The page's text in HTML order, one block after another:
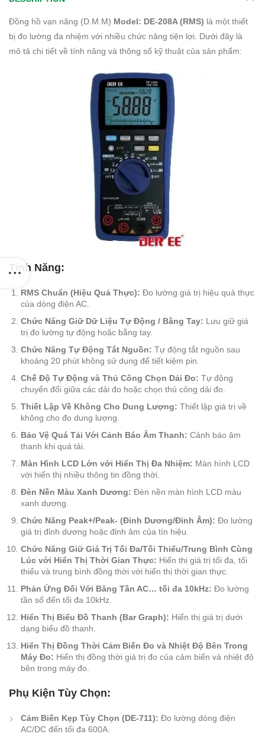
Đồng hồ vạn năng (D.M.M) Model: DE-208A (RMS) là một thiết
bị đo lường đa nhiệm với nhiều chức năng tiện lợi. Dưới đây là
mô tả chi tiết về tính năng và thông số kỹ thuật của sản phẩm:
Tính Năng:
RMS Chuẩn (Hiệu Quả Thực): Đo lường giá trị hiệu quả thực
của dòng điện AC.
Chức Năng Giữ Dữ Liệu Tự Động / Bằng Tay: Lưu giữ giá
trị đo lường tự động hoặc bằng tay.
Chức Năng Tự Động Tắt Nguồn: Tự động tắt nguồn sau
khoảng 20 phút không sử dụng để tiết kiệm pin.
Chế Độ Tự Động và Thủ Công Chọn Dải Đo: Tự động
chuyển đổi giữa các dải đo hoặc chọn thủ công dải đo.
Thiết Lập Về Không Cho Dung Lượng: Thiết lập giá trị về
không cho đo dung lượng.
Bảo Vệ Quá Tải Với Cảnh Báo Âm Thanh: Cảnh báo âm
thanh khi quá tải.
Màn Hình LCD Lớn với Hiển Thị Đa Nhiệm: Màn hình LCD
với hiển thị nhiều thông tin đồng thời.
Đèn Nền Màu Xanh Dương: Đèn nền màn hình LCD màu
xanh dương.
Chức Năng Peak+/Peak- (Đỉnh Dương/Đỉnh Âm): Đo lường
giá trị đỉnh dương hoặc đỉnh âm của tín hiệu.
Chức Năng Giữ Giá Trị Tối Đa/Tối Thiểu/Trung Bình Cùng
Lúc với Hiển Thị Thời Gian Thực: Hiển thị giá trị tối đa, tối
thiểu và trung bình đồng thời với hiển thị thời gian thực.
Phản Ứng Đối Với Băng Tần AC… tối đa 10kHz: Đo lường
tần số đến tối đa 10kHz.
Hiển Thị Biểu Đồ Thanh (Bar Graph): Hiển thị giá trị dưới
dạng biểu đồ thanh.
Hiển Thị Đồng Thời Cảm Biến Đo và Nhiệt Độ Bên Trong
Máy Đo: Hiển thị đồng thời giá trị đo của cảm biến và nhiệt độ
bên trong máy đo.
Phụ Kiện Tùy Chọn:
Cảm Biến Kẹp Tùy Chọn (DE-711): Đo lường dòng điện
AC/DC đến tối đa 600A.